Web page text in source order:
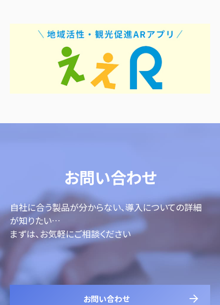
お問い合わせ
自社に合う製品が分からない、導入についての詳細
が知りたい…
まずは、お気軽にご相談ください
お問い合わせ